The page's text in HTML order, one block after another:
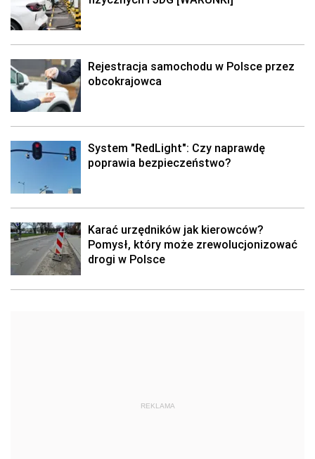
Rejestracja samochodu w Polsce przez
obcokrajowca
System "RedLight": Czy naprawdę
poprawia bezpieczeństwo?
Karać urzędników jak kierowców?
Pomysł, który może zrewolucjonizować
drogi w Polsce
REKLAMA